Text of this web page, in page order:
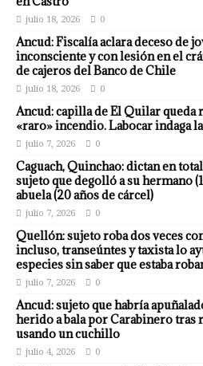
julio 18, 2026 0
Ancud: Fiscalía aclara deceso de
inconsciente y con lesión en el
de cajeros del Banco de Chile
julio 18, 2026 0
Ancud: capilla de El Quilar queda
«raro» incendio. Labocar indaga
julio 7, 2026 0
Caguach, Quinchao: dictan en
sujeto que degolló a su hermano
abuela (20 años de cárcel)
julio 7, 2026 0
Quellón: sujeto roba dos veces
incluso, transeúntes y taxista lo
especies sin saber que estaba
julio 7, 2026 0
Ancud: sujeto que habría
herido a bala por Carabinero tras
usando un cuchillo
julio 4, 2026 0